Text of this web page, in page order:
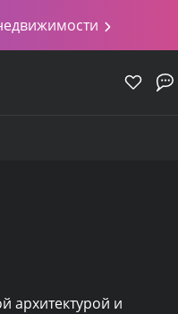
архитектурой и